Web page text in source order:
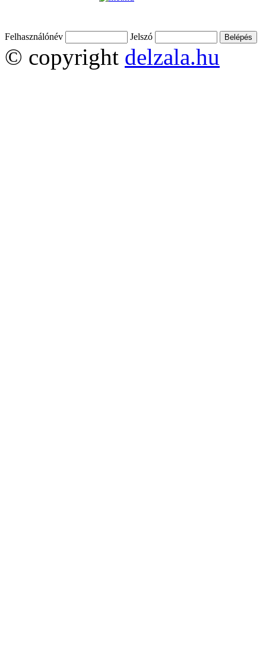
Felhasználónév Jelszó
© copyright delzala.hu